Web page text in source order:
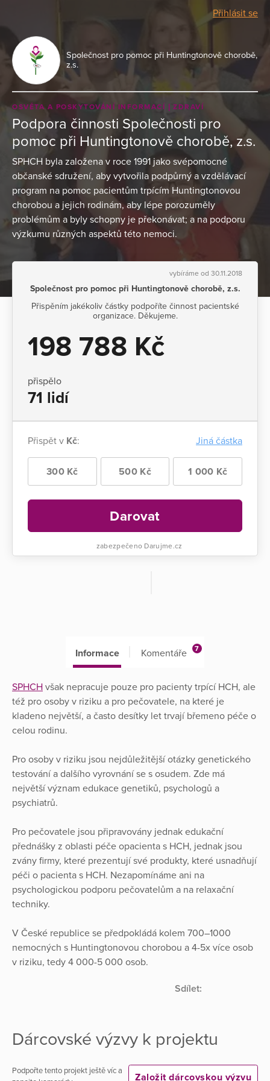
Přihlásit se
Společnost pro pomoc při Huntingtonově chorobě,
z.s.
OSVĚTA A POSKYTOVÁNÍ INFORMACÍ ZDRAVÍ
Podpora činnosti Společnosti pro
pomoc při Huntingtonově chorobě, z.s.
SPHCH byla založena v roce 1991 jako svépomocné
občanské sdružení, aby vytvořila podpůrný a vzdělávací
program na pomoc pacientům trpícím Huntingtonovou
chorobou a jejich rodinám, aby lépe porozuměly
problémům a byly schopny je překonávat; a na podporu
výzkumu různých aspektů této nemoci.
vybíráme od 30.11.2018
Společnost pro pomoc při Huntingtonově chorobě, z.s.
Přispěním jakékoliv částky podpoříte činnost pacientské
organizace. Děkujeme.
198 788 Kč
přispělo
71 lidí
Přispět v Kč: Jiná částka
300 Kč 500 Kč 1 000 Kč
Darovat
zabezpečeno Darujme.cz
Informace Komentáře 7
SPHCH však nepracuje pouze pro pacienty trpící HCH, ale
též pro osoby v riziku a pro pečovatele, na které je
kladeno největší, a často desítky let trvají břemeno péče o
celou rodinu.
Pro osoby v riziku jsou nejdůležitější otázky genetického
testování a dalšího vyrovnání se s osudem. Zde má
největší význam edukace genetiků, psychologů a
psychiatrů.
Pro pečovatele jsou připravovány jednak edukační
přednášky z oblasti péče opacienta s HCH, jednak jsou
zvány firmy, které prezentují své produkty, které usnadňují
péči o pacienta s HCH. Nezapomínáme ani na
psychologickou podporu pečovatelům a na relaxační
techniky.
V České republice se předpokládá kolem 700–1000
nemocných s Huntingtonovou chorobou a 4-5x více osob
v riziku, tedy 4 000-5 000 osob.
Sdílet:
Dárcovské výzvy k projektu
Podpořte tento projekt ještě víc a
Založit dárcovskou výzvu